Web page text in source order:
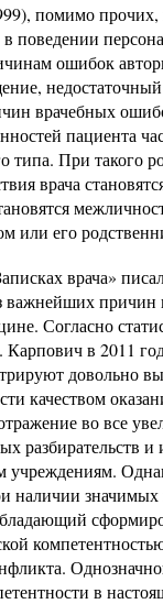
помимо прочих,
поведении
ошибок
врачебных
пациента
типа. При такого
врача
или его
врача»
важнейших причин
Согласно
в 2011
довольно
качеством
во все
разбирательств и
учреждениям.
наличии значимых
в